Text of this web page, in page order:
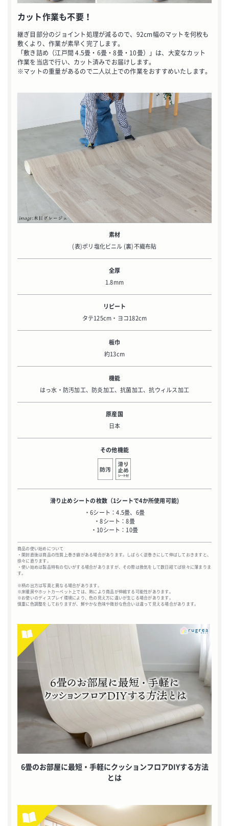
カット作業も不要！
継ぎ目部分のジョイント処理が減るので、92cm幅のマットを何枚も
敷くより、作業が素早く完了します。
「敷き詰め（江戸間 4.5畳・6畳・8畳・10畳）」は、大変なカット
作業を当店で行い、カット済みでお届けします。
※マットの重量があるので二人以上での作業をおすすめいたします。
素材
(表)ポリ塩化ビニル (裏)不織布貼
全厚
1.8mm
リピート
タテ125cm・ヨコ182cm
板巾
約13cm
機能
はっ水・防汚加工、防炎加工、抗菌加工、抗ウィルス加工
原産国
日本
その他機能
滑り止めシートの枚数 （1シートで4か所使用可能)
・6シート：4.5畳、6畳
・8シート：8畳
・10シート：10畳
商品の使い始めについて
・開封直後は商品の性質上巻き癖がある場合があります。しばらく逆巻きにして伸ばしておきますと、
徐々に直ります。
・使い始めは製品特有の匂いがする場合がありますが、その際は換気をして数日経てば徐々に薄まりま
す。
※柄の出方は写真と異なる場合があります。
※床暖房やホットカーペット上では、熱により商品が伸縮する可能性があります。
※お使いのディスプレイ環境により、色の見え方に違いが生じる場合があります。
慎重に色調整をしておりますが、鮮やかな色味や微妙な色合いは違って見える場合があります。
6畳のお部屋に最短・手軽にクッションフロアDIYする方法
とは